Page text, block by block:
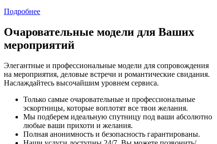
Подробнее
Очаровательные модели для Ваших
мероприятий
Элегантные и профессиональные модели для сопровождения
на мероприятия, деловые встречи и романтические свидания.
Наслаждайтесь высочайшим уровнем сервиса.
Только самые очаровательные и профессиональные
эскортницы, которые воплотят все твои желания.
Мы подберем идеальную спутницу под ваши абсолютно
любые ваши прихоти и желания.
Полная анонимность и безопасность гарантированы.